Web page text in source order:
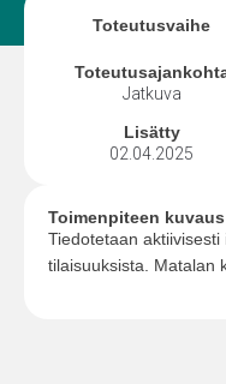
Toteutusvaihe
Jatkuva
Lisätty
02.04.2025
Toimenpiteen kuvaus
Tiedotetaan
tilaisuuksista. Matalan